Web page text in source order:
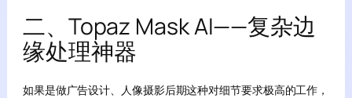
二、Topaz Mask AI——复杂边
缘处理神器
如果是做广告设计、人像摄影后期这种对细节要求极高的工作，